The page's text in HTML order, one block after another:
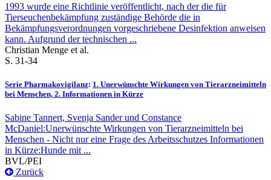
1993 wurde eine Richtlinie veröffentlicht, nach der die für
Tierseuchenbekämpfung zuständige Behörde die in
Bekämpfungsverordnungen vorgeschriebene Desinfektion anweisen
kann. Aufgrund der technischen ...
Christian Menge et al.
S. 31-34
Serie Pharmakovigilanz: 1. Unerwünschte Wirkungen von Tierarzneimitteln
bei Menschen, 2. Informationen in Kürze
Sabine Tannert, Svenja Sander und Constance
McDaniel:Unerwünschte Wirkungen von Tierarzneimitteln bei
Menschen - Nicht nur eine Frage des Arbeitsschutzes Informationen
in Kürze:Hunde mit ...
BVL/PEI
Zurück